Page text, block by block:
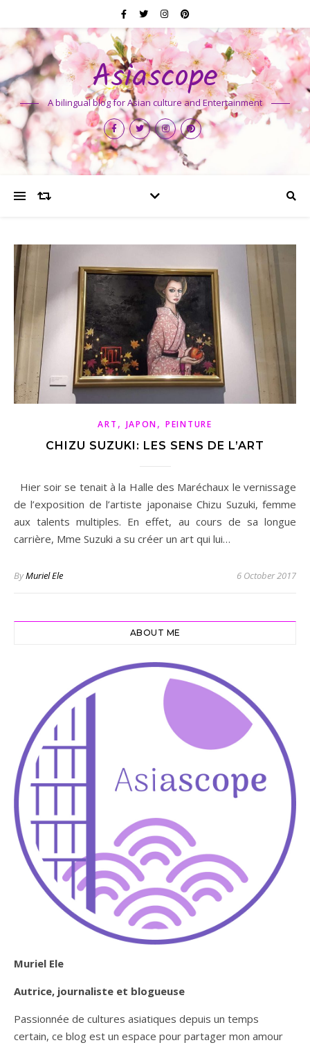
Asiascope
A bilingual blog for Asian culture and Entertainment
ART , JAPON, PEINTURE
CHIZU SUZUKI: LES SENS DE L’ART
Hier soir se tenait à la Halle des Maréchaux le vernissage
de l’exposition de l’artiste japonaise Chizu Suzuki, femme
aux talents multiples. En effet, au cours de sa longue
carrière, Mme Suzuki a su créer un art qui lui…
ByMuriel Ele 6 October 2017
ABOUT ME
Muriel Ele
Autrice, journaliste et blogueuse
Passionnée de cultures asiatiques depuis un temps
certain, ce blog est un espace pour partager mon amour